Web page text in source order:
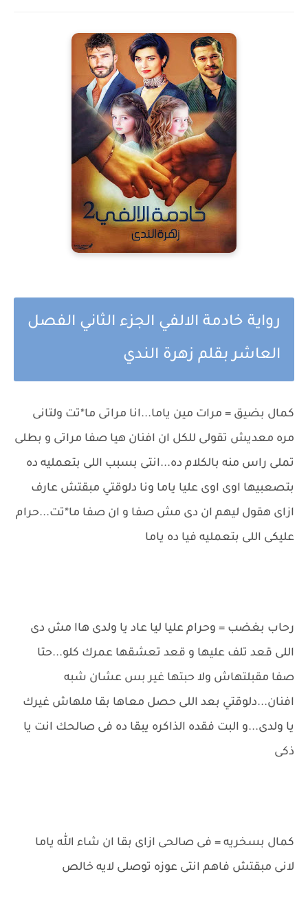
رواية خادمة الالفي الجزء الثاني الفصل
العاشر بقلم زهرة الندي
كمال بضيق = مرات مين ياما...انا مراتى ما*تت ولتانى
مره معديش تقولى للكل ان افنان هيا صفا مراتى و بطلى
تملى راس منه بالكلام ده...انتى بسبب اللى بتعمليه ده
بتصعبيها اوى اوى عليا ياما ونا دلوقتي مبقتش عارف
ازاى هقول ليهم ان دى مش صفا و ان صفا ما*تت...حرام
عليكى اللى بتعمليه فيا ده ياما
رحاب بغضب = وحرام عليا ليا عاد يا ولدى هاا مش دى
اللى قعد تلف عليها و قعد تعشقها عمرك كلو...حتا
صفا مقبلتهاش ولا حبتها غير بس عشان شبه
افنان...دلوقتي بعد اللى حصل معاها بقا ملهاش غيرك
يا ولدى...و البت فقده الذاكره يبقا ده فى صالحك انت يا
ذكى
كمال بسخريه = فى صالحى ازاى بقا ان شاء الله ياما
لانى مبقتش فاهم انتى عوزه توصلى لايه خالص